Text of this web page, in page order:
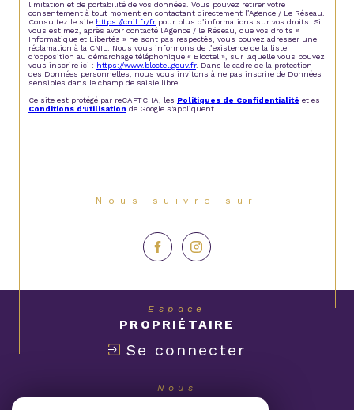
limitation et de portabilité de vos données. Vous pouvez retirer votre
consentement à tout moment en contactant directement l’Agence / Le Réseau.
Consultez le site https://cnil.fr/fr pour plus d’informations sur vos droits. Si
vous estimez, après avoir contacté l'Agence / le Réseau, que vos droits «
Informatique et Libertés » ne sont pas respectés, vous pouvez adresser une
réclamation à la CNIL. Nous vous informons de l’existence de la liste
d'opposition au démarchage téléphonique « Bloctel », sur laquelle vous pouvez
vous inscrire ici : https://www.bloctel.gouv.fr. Dans le cadre de la protection
des Données personnelles, nous vous invitons à ne pas inscrire de Données
sensibles dans le champ de saisie libre.
Ce site est protégé par reCAPTCHA, les Politiques de Confidentialité et es
Conditions d'utilisation de Google s'appliquent.
Nous suivre sur
Espace
PROPRIÉTAIRE
Se connecter
Nous